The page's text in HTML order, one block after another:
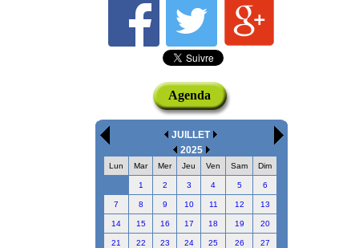
Agenda
JUILLET
2025
Lun Mar Mer Jeu Ven Sam Dim
1 2 3 4 5 6
7 8 9 10 11 12 13
14 15 16 17 18 19 20
21 22 23 24 25 26 27